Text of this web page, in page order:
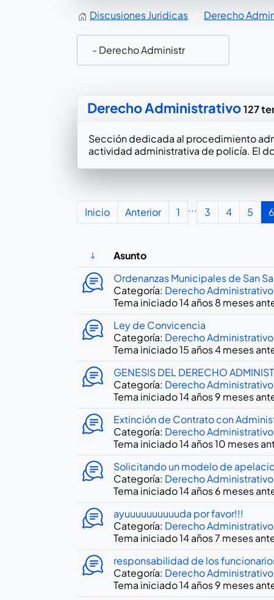
Discusiones Juridicas Derecho
Derecho Administrativo127
Sección dedicada al procedimiento
actividad administrativa de policía. El
Inicio Anterior 1 ... 3 4 5 6
Asunto
Ordenanzas Municipales de San
Categoría: Derecho Administrativo
Tema iniciado 14 años 8 meses
Ley de Convicencia
Categoría: Derecho Administrativo
Tema iniciado 15 años 4 meses
GENESIS DEL DERECHO
Categoría: Derecho Administrativo
Tema iniciado 14 años 9 meses
Extinción de Contrato con
Categoría: Derecho Administrativo
Tema iniciado 14 años 10 meses
Solicitando un modelo de
Categoría: Derecho Administrativo
Tema iniciado 14 años 6 meses
ayuuuuuuuuuuda por favor!!!
Categoría: Derecho Administrativo
Tema iniciado 14 años 7 meses
responsabilidad de los
Categoría: Derecho Administrativo
Tema iniciado 14 años 9 meses